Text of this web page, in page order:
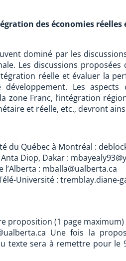
des économies réelles
dominé par les
Les discussions
réelle et évaluer la
Les aspects
zone Franc, l’intégration
et réelle, etc., devront
du Québec à Montréal :
Diop, Dakar :
: mballa@ualberta.ca
Université : tremblay.diane-
proposition (1 page
Une fois la
texte sera à remettre pour le